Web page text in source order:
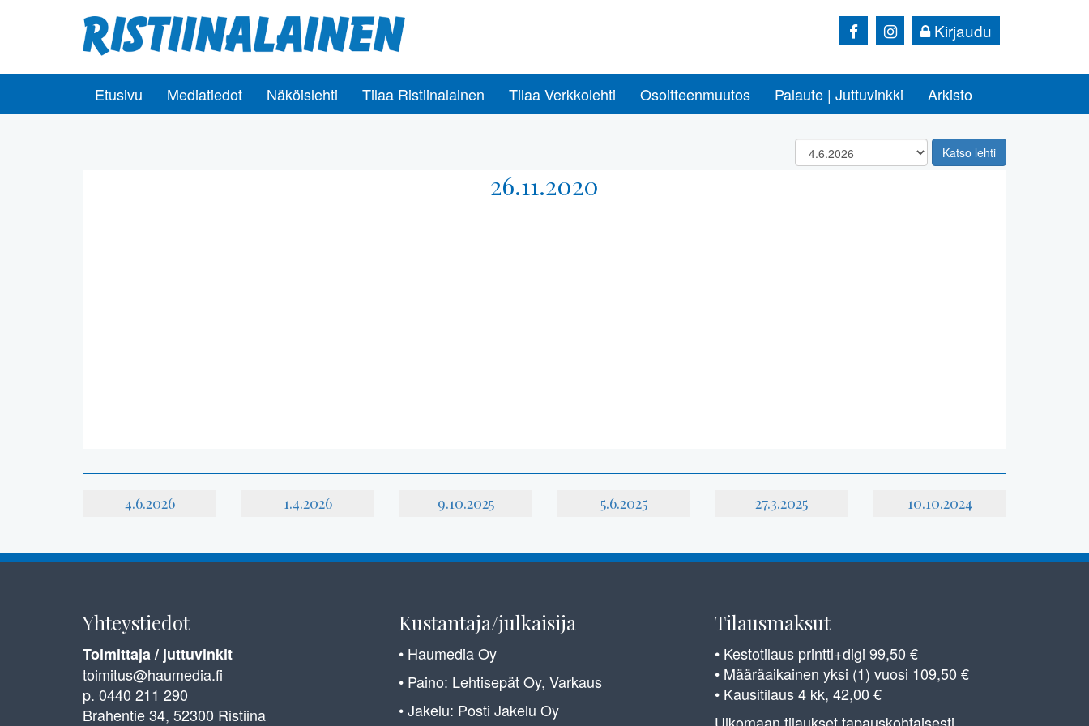
Kirjaudu
Etusivu Mediatiedot Näköislehti Tilaa Ristiinalainen Tilaa Verkkolehti Osoitteenmuutos Palaute | Juttuvinkki Arkisto
26.11.2020
4.6.2026 1.4.2026 9.10.2025 5.6.2025 27.3.2025 10.10.2024
Yhteystiedot
Toimittaja / juttuvinkit
toimitus@haumedia.fi
p. 0440 211 290
Brahentie 34, 52300 Ristiina
Kustantaja/julkaisija
• Haumedia Oy
• Paino: Lehtisepät Oy, Varkaus
• Jakelu: Posti Jakelu Oy
Tilausmaksut
• Kestotilaus printti+digi 99,50 €
• Määräaikainen yksi (1) vuosi 109,50 €
• Kausitilaus 4 kk, 42,00 €
Ulkomaan tilaukset tapauskohtaisesti.